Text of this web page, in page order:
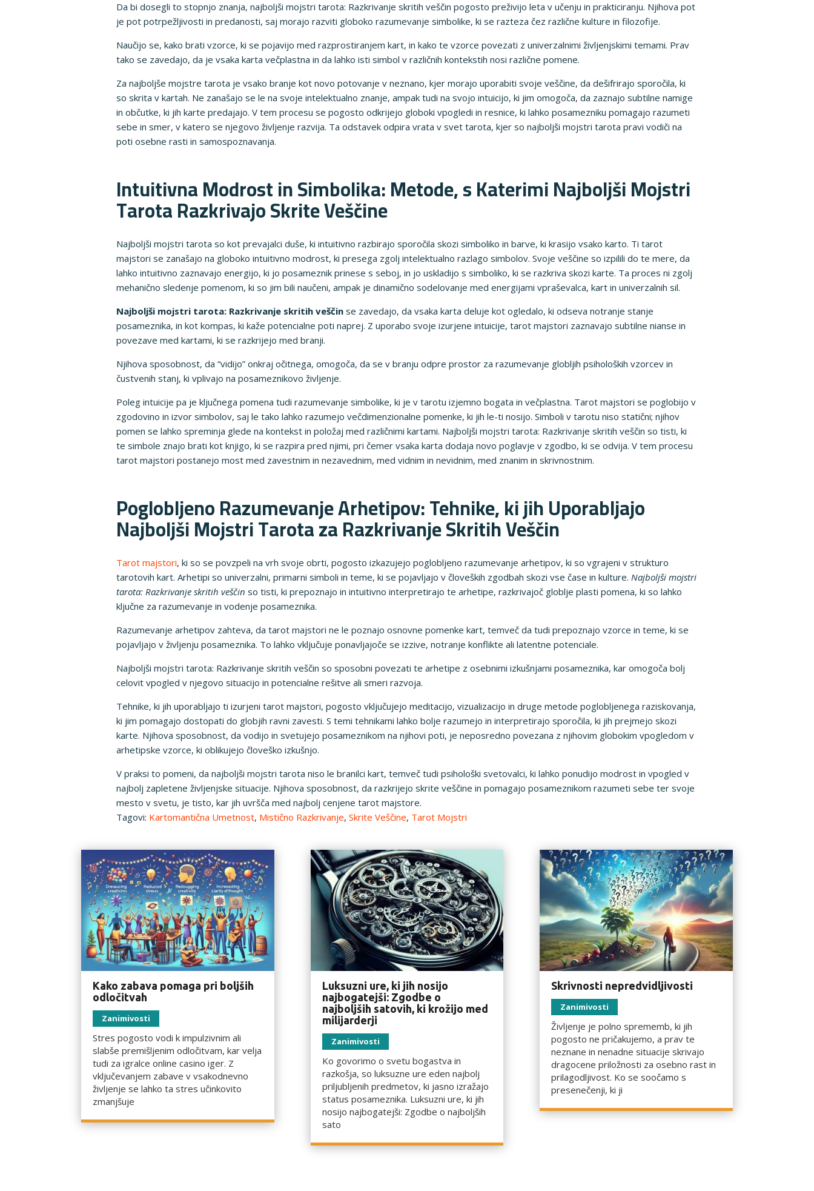
Da bi dosegli to stopnjo znanja, najboljši mojstri tarota: Razkrivanje skritih veščin pogosto preživijo leta v učenju in prakticiranju. Njihova pot
je pot potrpežljivosti in predanosti, saj morajo razviti globoko razumevanje simbolike, ki se razteza čez različne kulture in filozofije.
Naučijo se, kako brati vzorce, ki se pojavijo med razprostiranjem kart, in kako te vzorce povezati z univerzalnimi življenjskimi temami. Prav
tako se zavedajo, da je vsaka karta večplastna in da lahko isti simbol v različnih kontekstih nosi različne pomene.
Za najboljše mojstre tarota je vsako branje kot novo potovanje v neznano, kjer morajo uporabiti svoje veščine, da dešifrirajo sporočila, ki
so skrita v kartah. Ne zanašajo se le na svoje intelektualno znanje, ampak tudi na svojo intuicijo, ki jim omogoča, da zaznajo subtilne namige
in občutke, ki jih karte predajajo. V tem procesu se pogosto odkrijejo globoki vpogledi in resnice, ki lahko posamezniku pomagajo razumeti
sebe in smer, v katero se njegovo življenje razvija. Ta odstavek odpira vrata v svet tarota, kjer so najboljši mojstri tarota pravi vodiči na
poti osebne rasti in samospoznavanja.
Intuitivna Modrost in Simbolika: Metode, s Katerimi Najboljši Mojstri
Tarota Razkrivajo Skrite Veščine
Najboljši mojstri tarota so kot prevajalci duše, ki intuitivno razbirajo sporočila skozi simboliko in barve, ki krasijo vsako karto. Ti tarot
majstori se zanašajo na globoko intuitivno modrost, ki presega zgolj intelektualno razlago simbolov. Svoje veščine so izpilili do te mere, da
lahko intuitivno zaznavajo energijo, ki jo posameznik prinese s seboj, in jo uskladijo s simboliko, ki se razkriva skozi karte. Ta proces ni zgolj
mehanično sledenje pomenom, ki so jim bili naučeni, ampak je dinamično sodelovanje med energijami vpraševalca, kart in univerzalnih sil.
Najboljši mojstri tarota: Razkrivanje skritih veščin se zavedajo, da vsaka karta deluje kot ogledalo, ki odseva notranje stanje
posameznika, in kot kompas, ki kaže potencialne poti naprej. Z uporabo svoje izurjene intuicije, tarot majstori zaznavajo subtilne nianse in
povezave med kartami, ki se razkrijejo med branji.
Njihova sposobnost, da “vidijo” onkraj očitnega, omogoča, da se v branju odpre prostor za razumevanje globljih psiholoških vzorcev in
čustvenih stanj, ki vplivajo na posameznikovo življenje.
Poleg intuicije pa je ključnega pomena tudi razumevanje simbolike, ki je v tarotu izjemno bogata in večplastna. Tarot majstori se poglobijo v
zgodovino in izvor simbolov, saj le tako lahko razumejo večdimenzionalne pomenke, ki jih le-ti nosijo. Simboli v tarotu niso statični; njihov
pomen se lahko spreminja glede na kontekst in položaj med različnimi kartami. Najboljši mojstri tarota: Razkrivanje skritih veščin so tisti, ki
te simbole znajo brati kot knjigo, ki se razpira pred njimi, pri čemer vsaka karta dodaja novo poglavje v zgodbo, ki se odvija. V tem procesu
tarot majstori postanejo most med zavestnim in nezavednim, med vidnim in nevidnim, med znanim in skrivnostnim.
Poglobljeno Razumevanje Arhetipov: Tehnike, ki jih Uporabljajo
Najboljši Mojstri Tarota za Razkrivanje Skritih Veščin
Tarot majstori, ki so se povzpeli na vrh svoje obrti, pogosto izkazujejo poglobljeno razumevanje arhetipov, ki so vgrajeni v strukturo
tarotovih kart. Arhetipi so univerzalni, primarni simboli in teme, ki se pojavljajo v človeških zgodbah skozi vse čase in kulture. Najboljši mojstri
tarota: Razkrivanje skritih veščin so tisti, ki prepoznajo in intuitivno interpretirajo te arhetipe, razkrivajoč globlje plasti pomena, ki so lahko
ključne za razumevanje in vodenje posameznika.
Razumevanje arhetipov zahteva, da tarot majstori ne le poznajo osnovne pomenke kart, temveč da tudi prepoznajo vzorce in teme, ki se
pojavljajo v življenju posameznika. To lahko vključuje ponavljajoče se izzive, notranje konflikte ali latentne potenciale.
Najboljši mojstri tarota: Razkrivanje skritih veščin so sposobni povezati te arhetipe z osebnimi izkušnjami posameznika, kar omogoča bolj
celovit vpogled v njegovo situacijo in potencialne rešitve ali smeri razvoja.
Tehnike, ki jih uporabljajo ti izurjeni tarot majstori, pogosto vključujejo meditacijo, vizualizacijo in druge metode poglobljenega raziskovanja,
ki jim pomagajo dostopati do globjih ravni zavesti. S temi tehnikami lahko bolje razumejo in interpretirajo sporočila, ki jih prejmejo skozi
karte. Njihova sposobnost, da vodijo in svetujejo posameznikom na njihovi poti, je neposredno povezana z njihovim globokim vpogledom v
arhetipske vzorce, ki oblikujejo človeško izkušnjo.
V praksi to pomeni, da najboljši mojstri tarota niso le branilci kart, temveč tudi psihološki svetovalci, ki lahko ponudijo modrost in vpogled v
najbolj zapletene življenjske situacije. Njihova sposobnost, da razkrijejo skrite veščine in pomagajo posameznikom razumeti sebe ter svoje
mesto v svetu, je tisto, kar jih uvršča med najbolj cenjene tarot majstore.
Tagovi: Kartomantična Umetnost, Mistično Razkrivanje, Skrite Veščine, Tarot Mojstri
Kako zabava pomaga pri boljših
odločitvah
Zanimivosti
Stres pogosto vodi k impulzivnim ali
slabše premišljenim odločitvam, kar velja
tudi za igralce online casino iger. Z
vključevanjem zabave v vsakodnevno
življenje se lahko ta stres učinkovito
zmanjšuje
Luksuzni ure, ki jih nosijo
najbogatejši: Zgodbe o
najboljših satovih, ki krožijo med
milijarderji
Zanimivosti
Ko govorimo o svetu bogastva in
razkošja, so luksuzne ure eden najbolj
priljubljenih predmetov, ki jasno izražajo
status posameznika. Luksuzni ure, ki jih
nosijo najbogatejši: Zgodbe o najboljših
sato
Skrivnosti nepredvidljivosti
Zanimivosti
Življenje je polno sprememb, ki jih
pogosto ne pričakujemo, a prav te
neznane in nenadne situacije skrivajo
dragocene priložnosti za osebno rast in
prilagodljivost. Ko se soočamo s
presenečenji, ki ji